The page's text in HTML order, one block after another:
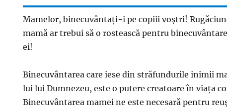
Mamelor, binecuvântați-i pe copiii voștri!
mamă ar trebui să o rostească pentru
ei!
Binecuvântarea care iese din străfundurile inimii
lui lui Dumnezeu, este o putere creatoare în viața
Binecuvântarea mamei ne este necesară pentru